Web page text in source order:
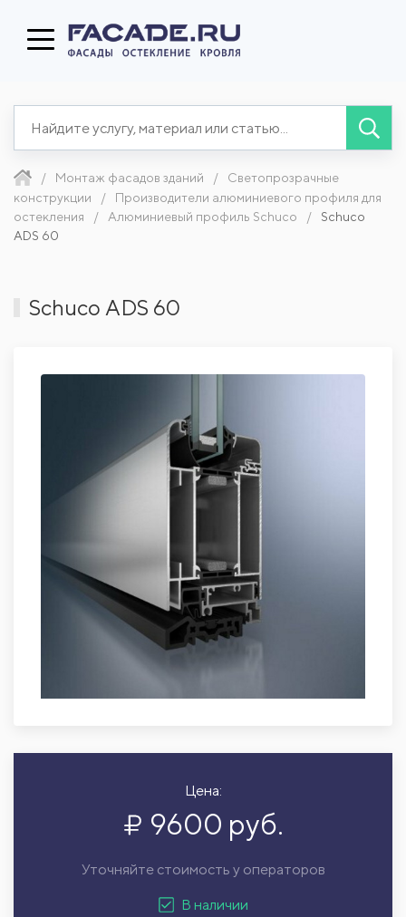
Монтаж фасадов зданий
Светопрозрачные
конструкции
Производители алюминиевого профиля для
остекления
Алюминиевый профиль Schuco
Schuco
ADS 60
Schuco ADS 60
Цена:
9600 руб.
Уточняйте стоимость у операторов
В наличии